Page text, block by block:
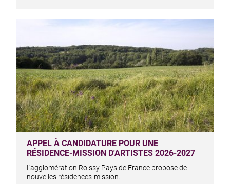
APPEL À CANDIDATURE POUR UNE
RÉSIDENCE-MISSION D'ARTISTES 2026-2027
L'agglomération Roissy Pays de France propose de
nouvelles résidences-mission.